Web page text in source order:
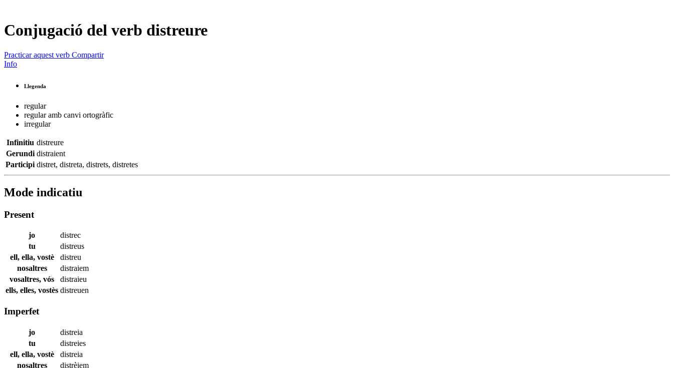
Conjugació del verb distreure
Practicar aquest verb Compartir
Info
Llegenda
regular
regular amb canvi ortogràfic
irregular
Infinitiu distreure
Gerundi distraient
Participi distret, distreta, distrets, distretes
Mode indicatiu
Present
jo
distrec
tu
distreus
ell, ella, vostè
distreu
nosaltres
distraiem
vosaltres, vós
distraieu
ells, elles, vostès distreuen
Imperfet
jo
distreia
tu
distreies
ell, ella, vostè
distreia
nosaltres
distrèiem